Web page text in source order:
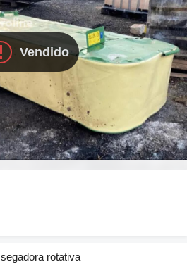
Vendido
segadora rotativa